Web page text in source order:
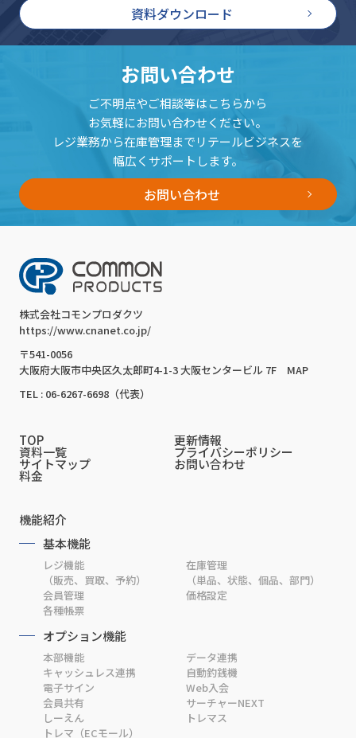
資料ダウンロード
お問い合わせ
ご不明点やご相談等はこちらから
お気軽にお問い合わせください。
レジ業務から在庫管理までリテールビジネスを
幅広くサポートします。
お問い合わせ
株式会社コモンプロダクツ
https://www.cnanet.co.jp/
〒541-0056
大阪府大阪市中央区久太郎町4-1-3 大阪センタービル 7F
MAP
TEL : 06-6267-6698（代表）
TOP 更新情報
資料一覧 プライバシーポリシー
サイトマップ お問い合わせ
料金
機能紹介
基本機能
レジ機能
（販売、買取、予約）
在庫管理
（単品、状態、個品、部門）
会員管理
価格設定
各種帳票
オプション機能
本部機能
データ連携
キャッシュレス連携
自動釣銭機
電子サイン
Web入会
会員共有
サーチャーNEXT
しーえん
トレマス
トレマ（ECモール）